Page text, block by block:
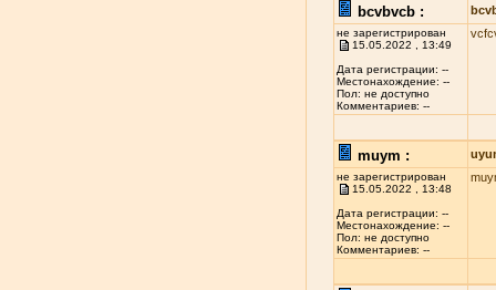
bcvbvcb :
не зарегистрирован
15.05.2022 , 13:49
Дата регистрации: --
Местонахождение: --
Пол: не доступно
Комментариев: --
muym :
не зарегистрирован
15.05.2022 , 13:48
Дата регистрации: --
Местонахождение: --
Пол: не доступно
Комментариев: --